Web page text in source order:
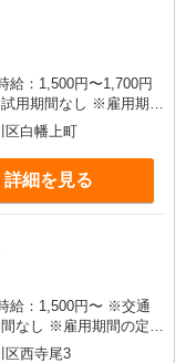
給：1,500円〜1,700円
経験・能力による
区白幡上町
詳細を見る
なし ※雇用期間の定め
力による
区西寺尾3